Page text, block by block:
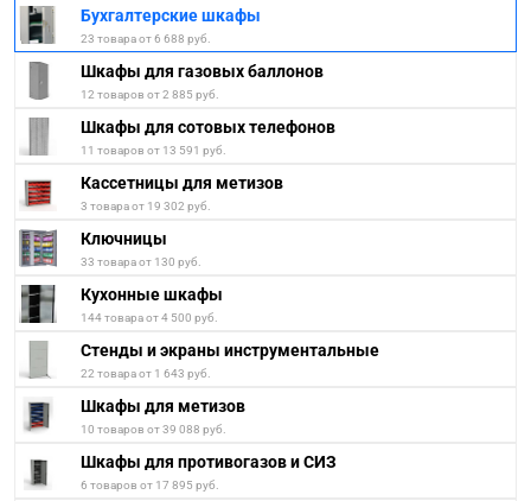
Бухгалтерские шкафы
23 товара от 6 688 руб.
Шкафы для газовых баллонов
12 товаров от 2 885 руб.
Шкафы для сотовых телефонов
11 товаров от 13 591 руб.
Кассетницы для метизов
3 товара от 19 302 руб.
Ключницы
33 товара от 130 руб.
Кухонные шкафы
144 товара от 4 500 руб.
Стенды и экраны инструментальные
22 товара от 1 643 руб.
Шкафы для метизов
10 товаров от 39 088 руб.
Шкафы для противогазов и СИЗ
6 товаров от 17 895 руб.